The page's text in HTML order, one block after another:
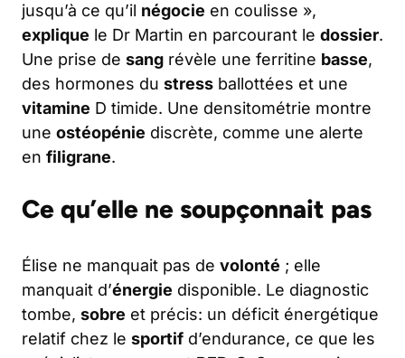
jusqu’à ce qu’il négocie en coulisse »,
explique le Dr Martin en parcourant le dossier.
Une prise de sang révèle une ferritine basse,
des hormones du stress ballottées et une
vitamine D timide. Une densitométrie montre
une ostéopénie discrète, comme une alerte
en filigrane.
Ce qu’elle ne soupçonnait pas
Élise ne manquait pas de volonté ; elle
manquait d’énergie disponible. Le diagnostic
tombe, sobre et précis: un déficit énergétique
relatif chez le sportif d’endurance, ce que les